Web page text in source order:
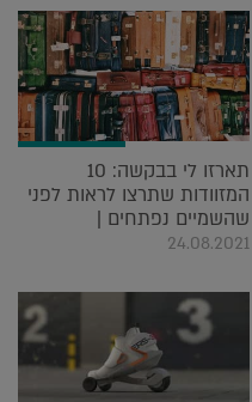
תארזו לי בבקשה: 10
המזוודות שתרצו לראות לפני
שהשמיים נפתחים |
24.08.2021